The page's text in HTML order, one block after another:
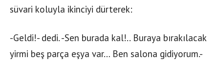
süvari koluyla ikinciyi dürterek:
-Geldi!- dedi. -Sen burada kal!.. Buraya bırakılacak
yirmi beş parça eşya var… Ben salona gidiyorum.-